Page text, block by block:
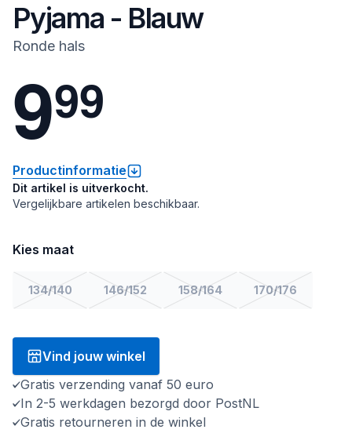
Pyjama - Blauw
Ronde hals
999
Productinformatie
Dit artikel is uitverkocht.
Vergelijkbare artikelen beschikbaar.
Kies maat
134/140 146/152 158/164 170/176
Vind jouw winkel
Gratis verzending vanaf 50 euro
In 2-5 werkdagen bezorgd door PostNL
Gratis retourneren in de winkel